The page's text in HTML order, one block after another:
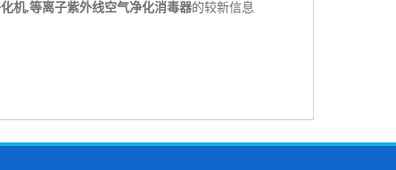
机,等离子紫外线空气净化消毒器的较新信息